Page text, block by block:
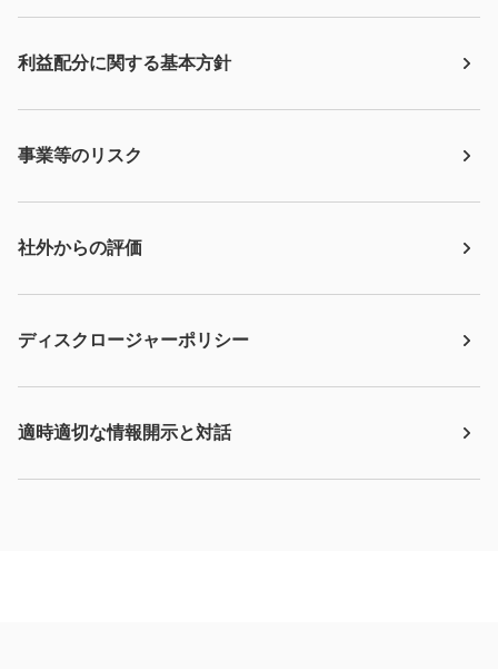
利益配分に関する基本方針
事業等のリスク
社外からの評価
ディスクロージャーポリシー
適時適切な情報開示と対話